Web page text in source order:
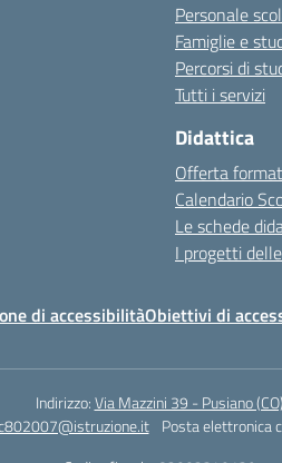
Personale
Famiglie e
Percorsi di
Tutti i servizi
Didattica
Offerta
Calendario
Le schede
I progetti
di accessibilitàObiettivi di
Indirizzo:Via Mazzini 39 - Pusiano (CO)
Posta elettronica